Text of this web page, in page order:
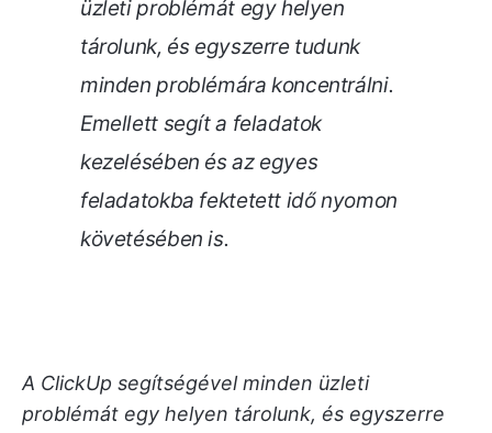
üzleti problémát egy helyen
tárolunk, és egyszerre tudunk
minden problémára koncentrálni.
Emellett segít a feladatok
kezelésében és az egyes
feladatokba fektetett idő nyomon
követésében is.
A ClickUp segítségével minden üzleti
problémát egy helyen tárolunk, és egyszerre